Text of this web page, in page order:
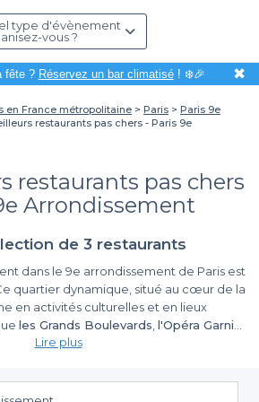
type d'évènement
vous ?
fête ? Réservez un bar climatisé! ❄️🎉 ✖
en France métropolitaine Paris
Paris 9e
restaurants pas chers - Paris 9e
restaurants pas chers
Arrondissement
de 3 restaurants
dans le 9e arrondissement de Paris est
quartier dynamique, situé au cœur de la
en activités culturelles et en lieux
les Grands Boulevards l'Opéra Garnier
. Que ce soit pour un anniversaire, un
et une possibilités pour célébrer en
trouver un restaurant qualitatif
avec Privateaser
Lire plus